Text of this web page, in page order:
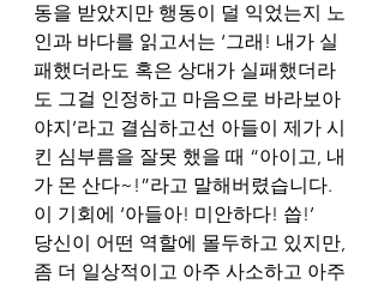
동을 받았지만 행동이 덜 익었는지 노
인과 바다를 읽고서는 ‘그래! 내가 실
패했더라도 혹은 상대가 실패했더라
도 그걸 인정하고 마음으로 바라보아
야지’라고 결심하고선 아들이 제가 시
킨 심부름을 잘못 했을 때 “아이고, 내
가 몬 산다~!”라고 말해버렸습니다.
이 기회에 ‘아들아! 미안하다! 씁!’
당신이 어떤 역할에 몰두하고 있지만,
좀 더 일상적이고 아주 사소하고 아주